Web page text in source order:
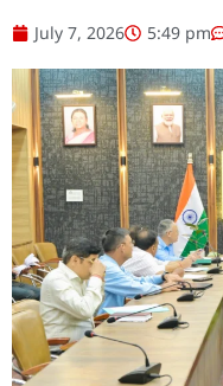
July 7, 2026 5:49 pm